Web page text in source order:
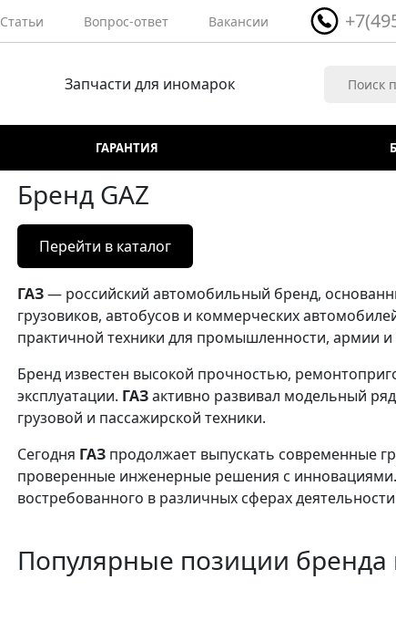
Статьи Вопрос-ответ Вакансии
Запчасти для иномарок
ГАРАНТИЯ
Бренд GAZ
Перейти в каталог
ГАЗ— российский автомобильный бренд,
грузовиков, автобусов и коммерческих
практичной техники для промышленности, армии
Бренд известен высокой прочностью,
эксплуатации. ГАЗактивно развивал модельный
грузовой и пассажирской техники.
Сегодня ГАЗ продолжает выпускать современные
проверенные инженерные решения с
востребованного в различных сферах
Популярные позиции